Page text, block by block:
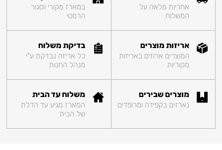
אחריות מלאה על
המשלוח
במארז מקורי וסגור
הרמטי
אריזות מוצרים
המוצרים ארוזים באריזות
מקוריות
בדיקת משלוח
כל אריזה נבדקת ע"י
מנהל החנות
מוצרים שבירים
נארזים בקפידה ומרופדים
משלוח עד הבית
המארז מגיע עד הדלת
של הבית